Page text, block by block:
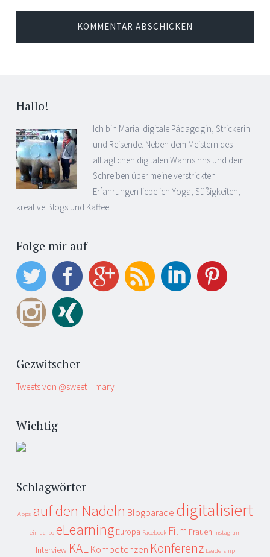
Hallo!
Ich bin Maria: digitale Pädagogin, Strickerin
und Reisende. Neben dem Meistern des
alltäglichen digitalen Wahnsinns und dem
Schreiben über meine verstrickten
Erfahrungen liebe ich Yoga, Süßigkeiten,
kreative Blogs und Kaffee.
Folge mir auf
Gezwitscher
Tweets von @sweet__mary
Wichtig
Schlagwörter
Apps auf den Nadeln Blogparade digitalisiert
einfachso eLearning Europa Facebook Film Frauen Instagram
Interview KAL Kompetenzen Konferenz Leadership